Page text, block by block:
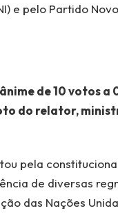
e pelo Partido
de 10 votos
do relator,
pela
de diversas
das Nações